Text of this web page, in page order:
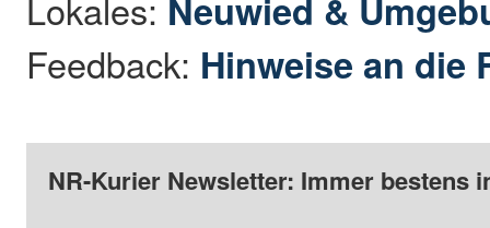
Neuwied &
Feedback: Hinweise an die
NR-Kurier Newsletter: Immer bestens